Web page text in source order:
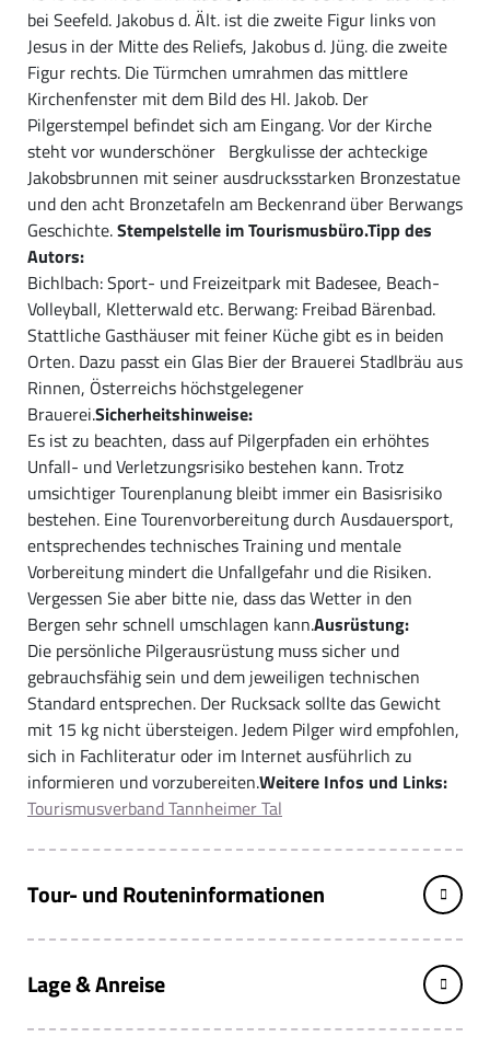
bei Seefeld. Jakobus d. Ält. ist die zweite Figur links von
Jesus in der Mitte des Reliefs, Jakobus d. Jüng. die zweite
Figur rechts. Die Türmchen umrahmen das mittlere
Kirchenfenster mit dem Bild des Hl. Jakob. Der
Pilgerstempel befindet sich am Eingang. Vor der Kirche
steht vor wunderschöner Bergkulisse der achteckige
Jakobsbrunnen mit seiner ausdrucksstarken Bronzestatue
und den acht Bronzetafeln am Beckenrand über Berwangs
Geschichte.Stempelstelle im Tourismusbüro.Tipp des
Autors:
Bichlbach: Sport- und Freizeitpark mit Badesee, Beach-
Volleyball, Kletterwald etc. Berwang: Freibad Bärenbad.
Stattliche Gasthäuser mit feiner Küche gibt es in beiden
Orten. Dazu passt ein Glas Bier der Brauerei Stadlbräu aus
Rinnen, Österreichs höchstgelegener
Brauerei.Sicherheitshinweise:
Es ist zu beachten, dass auf Pilgerpfaden ein erhöhtes
Unfall- und Verletzungsrisiko bestehen kann. Trotz
umsichtiger Tourenplanung bleibt immer ein Basisrisiko
bestehen. Eine Tourenvorbereitung durch Ausdauersport,
entsprechendes technisches Training und mentale
Vorbereitung mindert die Unfallgefahr und die Risiken.
Vergessen Sie aber bitte nie, dass das Wetter in den
Bergen sehr schnell umschlagen kann.Ausrüstung:
Die persönliche Pilgerausrüstung muss sicher und
gebrauchsfähig sein und dem jeweiligen technischen
Standard entsprechen. Der Rucksack sollte das Gewicht
mit 15 kg nicht übersteigen. Jedem Pilger wird empfohlen,
sich in Fachliteratur oder im Internet ausführlich zu
informieren und vorzubereiten.Weitere Infos und Links:
Tourismusverband Tannheimer Tal
Tour- und Routeninformationen
Lage & Anreise